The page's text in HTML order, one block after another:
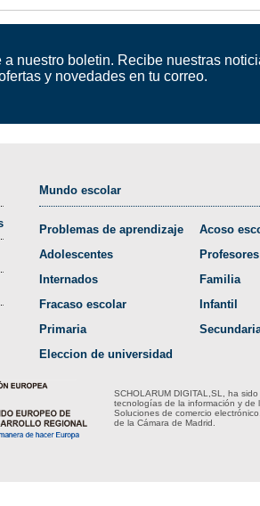
a nuestro boletin. Recibe nuestras
y novedades en tu correo.
Mundo escolar
Problemas de aprendizaje
Adolescentes
Internados
Fracaso escolar
Primaria
Eleccion de universidad
Acoso
Profesores
Familia
Infantil
SCHOLARUM DIGITAL,SL, ha
tecnologías de la información y de
Soluciones de comercio
de la Cámara de Madrid.